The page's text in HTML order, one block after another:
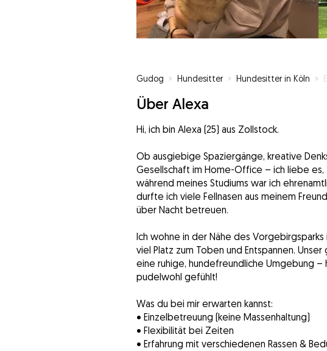
Gudog » Hundesitter » Hundesitter in Köln »
Über Alexa
Hi, ich bin Alexa (25) aus Zollstock.
Ob ausgiebige Spaziergänge, kreative
Gesellschaft im Home-Office – ich liebe
während meines Studiums war ich
durfte ich viele Fellnasen aus meinem
über Nacht betreuen.
Ich wohne in der Nähe des Vorgebirgsparks
viel Platz zum Toben und Entspannen.
eine ruhige, hundefreundliche Umgebung –
pudelwohl gefühlt!
Was du bei mir erwarten kannst:
• Einzelbetreuung (keine Massenhaltung)
• Flexibilität bei Zeiten
• Erfahrung mit verschiedenen Rassen &